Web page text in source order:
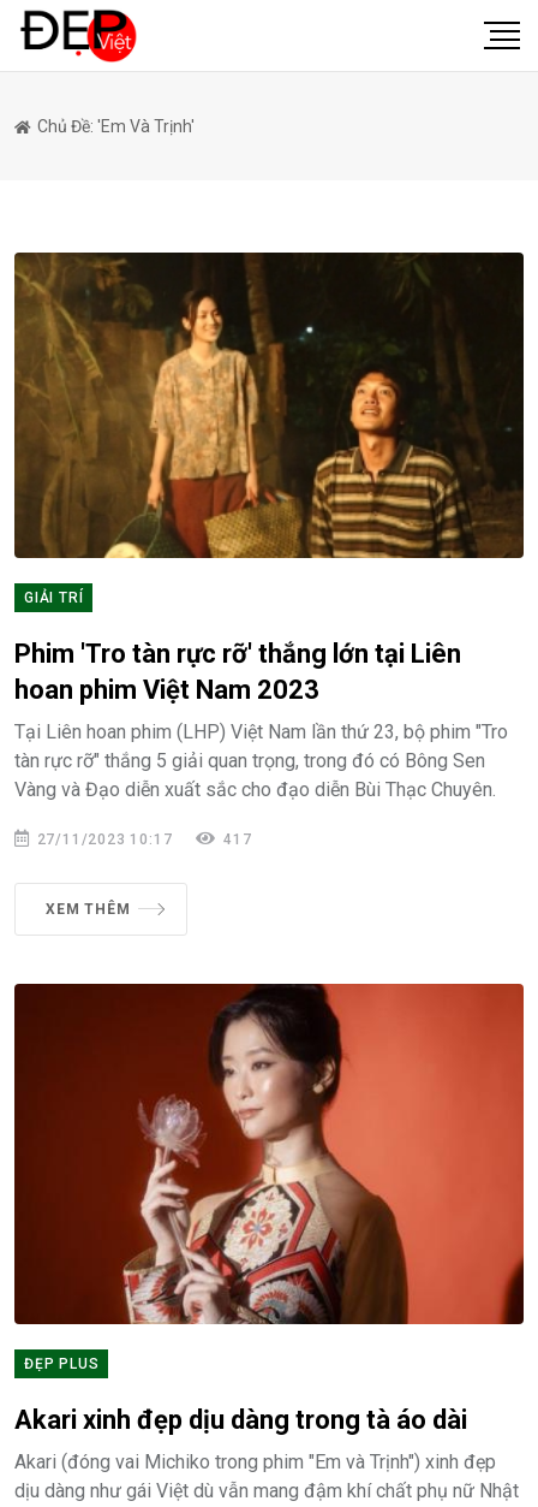
Chủ Đề: 'Em Và Trịnh'
GIẢI TRÍ
Phim 'Tro tàn rực rỡ' thắng lớn tại Liên
hoan phim Việt Nam 2023
Tại Liên hoan phim (LHP) Việt Nam lần thứ 23, bộ phim "Tro
tàn rực rỡ" thắng 5 giải quan trọng, trong đó có Bông Sen
Vàng và Đạo diễn xuất sắc cho đạo diễn Bùi Thạc Chuyên.
27/11/2023 10:17 417
XEM THÊM
ĐẸP PLUS
Akari xinh đẹp dịu dàng trong tà áo dài
Akari (đóng vai Michiko trong phim "Em và Trịnh") xinh đẹp
dịu dàng như gái Việt dù vẫn mang đậm khí chất phụ nữ Nhật